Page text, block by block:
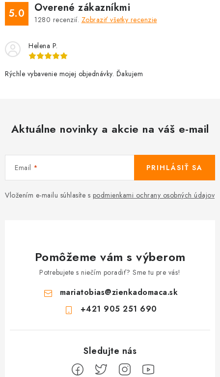
5.0 Overené zákazníkmi
1280 recenzií. Zobraziť všetky recenzie
Helena P.
Rýchle vybavenie mojej objednávky. Ďakujem
Aktuálne novinky a akcie na váš e-mail
Email
Vložením e-mailu súhlasíte s podmienkami ochrany osobných údajov
PRIHLÁSIŤ SA
Pomôžeme vám s výberom
Potrebujete s niečím poradiť? Sme tu pre vás!
mariatobias@zienkadomaca.sk
+421 905 251 690